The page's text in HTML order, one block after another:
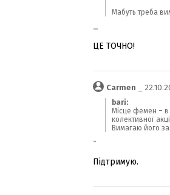
Мабуть треба
ЦЕ ТОЧНО!
Carmen _
bari:
Місце фемен – в
колективної
Вимагаю його
-
Підтримую.